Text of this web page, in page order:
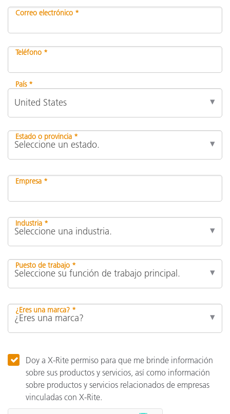
Correo electrónico *
Teléfono *
País *
Estado o provincia *
Empresa *
Industria *
Puesto de trabajo *
¿Eres una marca? *
Doy a X-Rite permiso para que me brinde información
sobre sus productos y servicios, así como información
sobre productos y servicios relacionados de empresas
vinculadas con X-Rite.